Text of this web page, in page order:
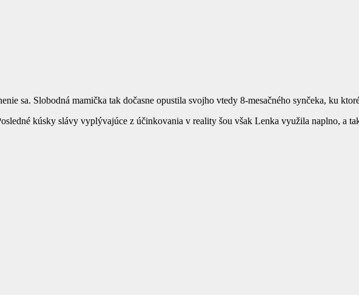
sa. Slobodná mamička tak dočasne opustila svojho vtedy 8-mesačného synčeka, ku
kúsky slávy vyplývajúce z účinkovania v reality šou však Lenka využila naplno, a